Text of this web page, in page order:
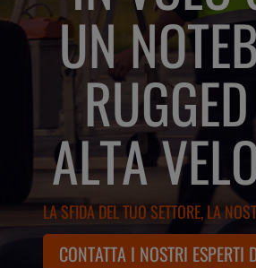
UN
ALTA
LA SFIDA DEL TUO SETTORE, LA
CONTATTA I NOSTRI ESPERTI